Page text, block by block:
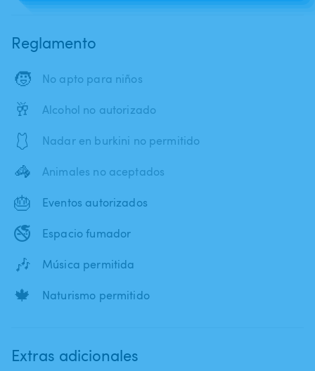
Reglamento
🧒 No apto para niños
🥂 Alcohol no autorizado
🩱 Nadar en burkini no permitido
🦓 Animales no aceptados
🎂 Eventos autorizados
🚭 Espacio fumador
🎶 Música permitida
🍁 Naturismo permitido
Extras adicionales